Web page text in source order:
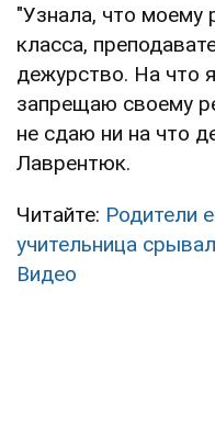
"Узнала, что моему
класса,
дежурство. На что
запрещаю своему
не сдаю ни на что
Лаврентюк.
Читайте: Родители
учительница
Видео